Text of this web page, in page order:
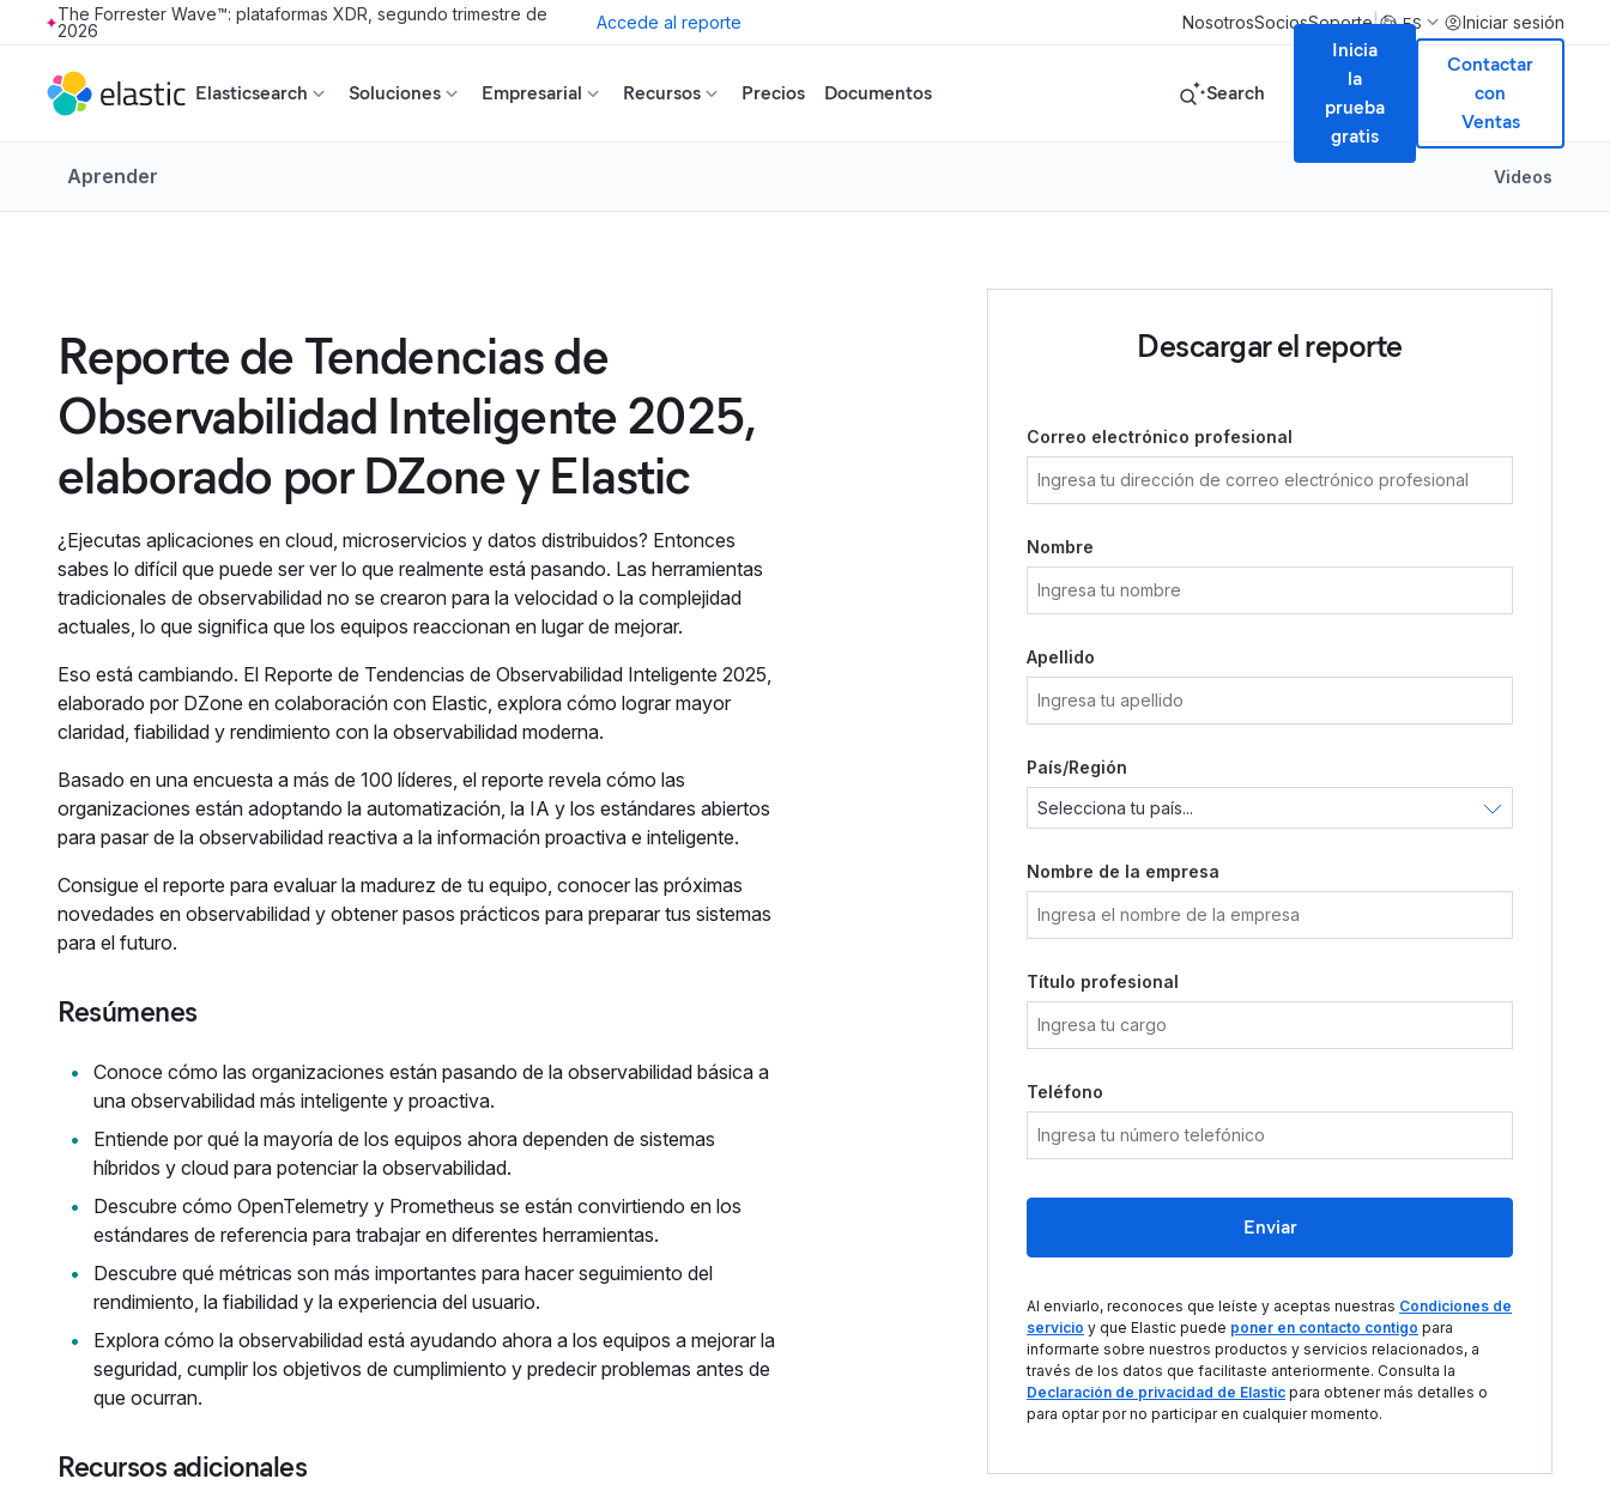
Skip to main content
The Forrester Wave™: plataformas XDR, segundo trimestre de
2026
Accede al reporte NosotrosSociosSoporte| ES Iniciar sesión
Elasticsearch Soluciones Empresarial Recursos Precios Documentos Search
Inicia
la
prueba
gratis
Contactar
con
Ventas
Aprender Videos
Reporte de Tendencias de
Observabilidad Inteligente 2025,
elaborado por DZone y Elastic
¿Ejecutas aplicaciones en cloud, microservicios y datos distribuidos? Entonces
sabes lo difícil que puede ser ver lo que realmente está pasando. Las herramientas
tradicionales de observabilidad no se crearon para la velocidad o la complejidad
actuales, lo que significa que los equipos reaccionan en lugar de mejorar.
Eso está cambiando. El Reporte de Tendencias de Observabilidad Inteligente 2025,
elaborado por DZone en colaboración con Elastic, explora cómo lograr mayor
claridad, fiabilidad y rendimiento con la observabilidad moderna.
Basado en una encuesta a más de 100 líderes, el reporte revela cómo las
organizaciones están adoptando la automatización, la IA y los estándares abiertos
para pasar de la observabilidad reactiva a la información proactiva e inteligente.
Consigue el reporte para evaluar la madurez de tu equipo, conocer las próximas
novedades en observabilidad y obtener pasos prácticos para preparar tus sistemas
para el futuro.
Resúmenes
Conoce cómo las organizaciones están pasando de la observabilidad básica a
una observabilidad más inteligente y proactiva.
Entiende por qué la mayoría de los equipos ahora dependen de sistemas
híbridos y cloud para potenciar la observabilidad.
Descubre cómo OpenTelemetry y Prometheus se están convirtiendo en los
estándares de referencia para trabajar en diferentes herramientas.
Descubre qué métricas son más importantes para hacer seguimiento del
rendimiento, la fiabilidad y la experiencia del usuario.
Explora cómo la observabilidad está ayudando ahora a los equipos a mejorar la
seguridad, cumplir los objetivos de cumplimiento y predecir problemas antes de
que ocurran.
Recursos adicionales
Descargar el reporte
Correo electrónico profesional
Nombre
Apellido
País/Región
Nombre de la empresa
Título profesional
Teléfono
Enviar
Al enviarlo, reconoces que leíste y aceptas nuestras Condiciones de
servicio y que Elastic puede poner en contacto contigo para
informarte sobre nuestros productos y servicios relacionados, a
través de los datos que facilitaste anteriormente. Consulta la
Declaración de privacidad de Elastic para obtener más detalles o
para optar por no participar en cualquier momento.